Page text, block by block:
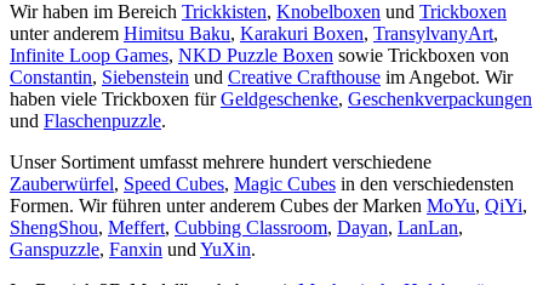
Wir haben im Bereich Trickkisten, Knobelboxen und Trickboxen
unter anderem Himitsu Baku, Karakuri Boxen, TransylvanyArt,
Infinite Loop Games, NKD Puzzle Boxen sowie Trickboxen von
Constantin, Siebenstein und Creative Crafthouse im Angebot. Wir
haben viele Trickboxen fürGeldgeschenke, Geschenkverpackungen
und Flaschenpuzzle.
Unser Sortiment umfasst mehrere hundert verschiedene
Zauberwürfel, Speed Cubes, Magic Cubes in den verschiedensten
Formen. Wir führen unter anderem Cubes der Marken MoYu, QiYi,
ShengShou, Meffert, Cubbing Classroom, Dayan, LanLan,
Ganspuzzle, Fanxin und YuXin.